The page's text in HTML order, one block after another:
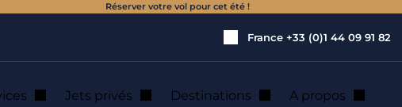
Réserver votre vol pour cet été !
France +33 (0)1 44 09 91 82
Jets privés Destinations A propos